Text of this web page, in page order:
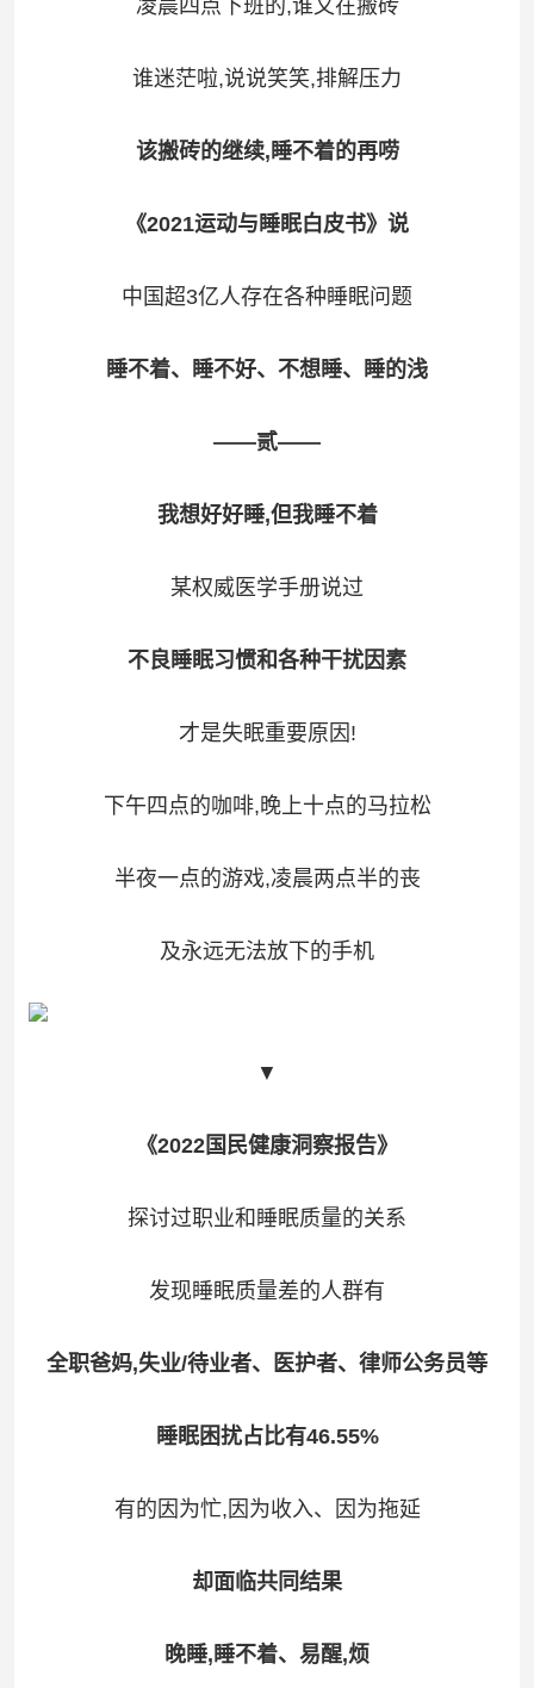
凌晨四点下班的,谁又在搬砖
谁迷茫啦,说说笑笑,排解压力
该搬砖的继续,睡不着的再唠
《2021运动与睡眠白皮书》说
中国超3亿人存在各种睡眠问题
睡不着、睡不好、不想睡、睡的浅
——贰——
我想好好睡,但我睡不着
某权威医学手册说过
不良睡眠习惯和各种干扰因素
才是失眠重要原因!
下午四点的咖啡,晚上十点的马拉松
半夜一点的游戏,凌晨两点半的丧
及永远无法放下的手机
▼
《2022国民健康洞察报告》
探讨过职业和睡眠质量的关系
发现睡眠质量差的人群有
全职爸妈,失业/待业者、医护者、律师公务员等
睡眠困扰占比有46.55%
有的因为忙,因为收入、因为拖延
却面临共同结果
晚睡,睡不着、易醒,烦